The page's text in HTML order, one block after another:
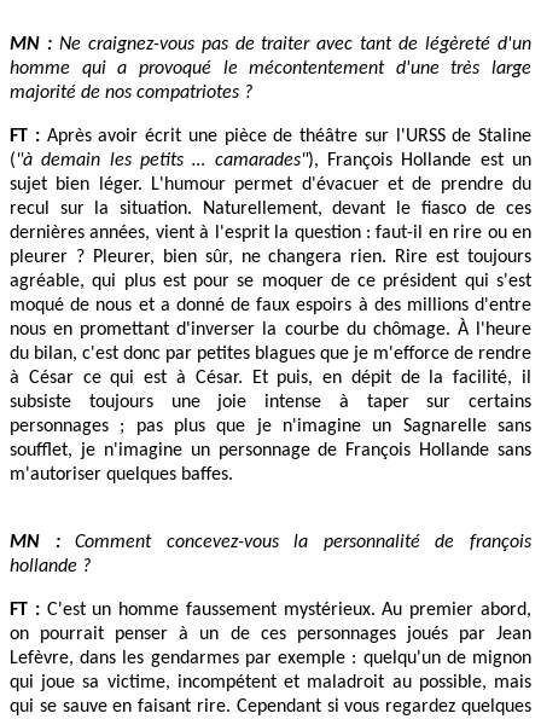
MN :Ne craignez-vous pas de traiter avec tant de légèreté d'un
homme qui a provoqué le mécontentement d'une très large
majorité de nos compatriotes ?
FT : Après avoir écrit une pièce de théâtre sur l'URSS de Staline
("à demain les petits … camarades"), François Hollande est un
sujet bien léger. L'humour permet d'évacuer et de prendre du
recul sur la situation. Naturellement, devant le fiasco de ces
dernières années, vient à l'esprit la question : faut-il en rire ou en
pleurer ? Pleurer, bien sûr, ne changera rien. Rire est toujours
agréable, qui plus est pour se moquer de ce président qui s'est
moqué de nous et a donné de faux espoirs à des millions d'entre
nous en promettant d'inverser la courbe du chômage. À l'heure
du bilan, c'est donc par petites blagues que je m'efforce de rendre
à César ce qui est à César. Et puis, en dépit de la facilité, il
subsiste toujours une joie intense à taper sur certains
personnages ; pas plus que je n'imagine un Sagnarelle sans
soufflet, je n'imagine un personnage de François Hollande sans
m'autoriser quelques baffes.
MN :Comment concevez-vous la personnalité de françois
hollande ?
FT :C'est un homme faussement mystérieux. Au premier abord,
on pourrait penser à un de ces personnages joués par Jean
Lefèvre, dans les gendarmes par exemple : quelqu'un de mignon
qui joue sa victime, incompétent et maladroit au possible, mais
qui se sauve en faisant rire. Cependant si vous regardez quelques